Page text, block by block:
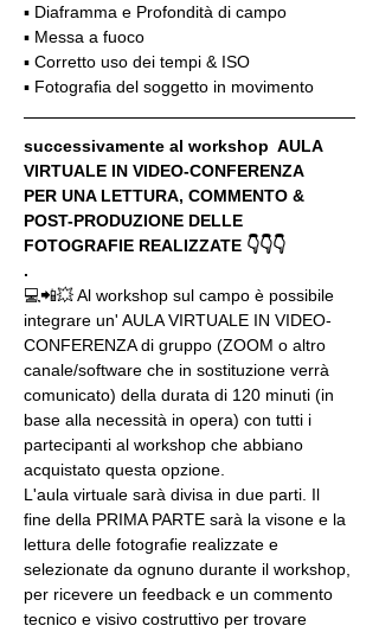
▪️ Diaframma e Profondità di campo
▪️ Messa a fuoco
▪️ Corretto uso dei tempi & ISO
▪️ Fotografia del soggetto in movimento
successivamente al workshop  AULA
VIRTUALE IN VIDEO-CONFERENZA
PER UNA LETTURA, COMMENTO &
POST-PRODUZIONE DELLE
FOTOGRAFIE REALIZZATE 👇👇👇
.
💻📲💥 Al workshop sul campo è possibile
integrare un' AULA VIRTUALE IN VIDEO-
CONFERENZA di gruppo (ZOOM o altro
canale/software che in sostituzione verrà
comunicato) della durata di 120 minuti (in
base alla necessità in opera) con tutti i
partecipanti al workshop che abbiano
acquistato questa opzione.
L'aula virtuale sarà divisa in due parti. Il
fine della PRIMA PARTE sarà la visone e la
lettura delle fotografie realizzate e
selezionate da ognuno durante il workshop,
per ricevere un feedback e un commento
tecnico e visivo costruttivo per trovare